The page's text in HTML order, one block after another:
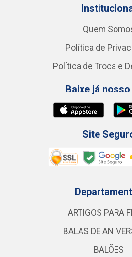
Quem
Política de
Política de Troca e
Baixe já nosso
Site
ARTIGOS PARA
BALAS DE
BALÕES